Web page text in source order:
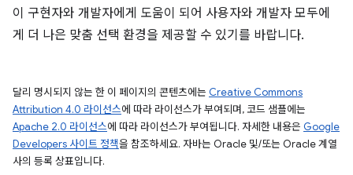
이 구현자와 개발자에게 도움이 되어 사용자와 개발자 모두에
게 더 나은 맞춤 선택 환경을 제공할 수 있기를 바랍니다.
달리 명시되지 않는 한 이 페이지의 콘텐츠에는 Creative Commons
Attribution 4.0 라이선스에 따라 라이선스가 부여되며, 코드 샘플에는
Apache 2.0 라이선스에 따라 라이선스가 부여됩니다. 자세한 내용은 Google
Developers 사이트 정책을 참조하세요. 자바는 Oracle 및/또는 Oracle 계열
사의 등록 상표입니다.